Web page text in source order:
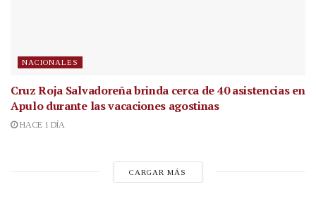
NACIONALES
Cruz Roja Salvadoreña brinda cerca de 40 asistencias en
Apulo durante las vacaciones agostinas
HACE 1 DÍA
CARGAR MÁS